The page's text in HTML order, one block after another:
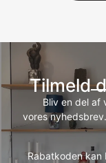
Tilmeld
Bliv en del af
vores
Rabatkoden kan